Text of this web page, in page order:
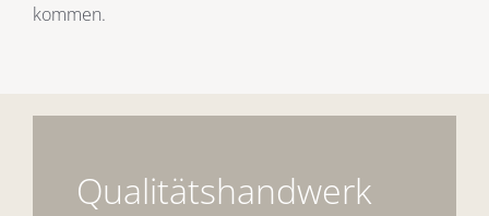
kommen.
Qualitätshandwerk